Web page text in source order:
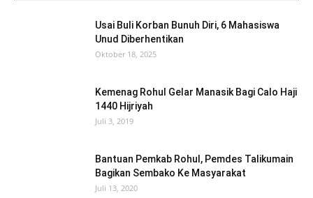
Usai Buli Korban Bunuh Diri, 6 Mahasiswa
Unud Diberhentikan
Oktober 18, 2025
Kemenag Rohul Gelar Manasik Bagi Calo Haji
1440 Hijriyah
Juli 3, 2019
Bantuan Pemkab Rohul, Pemdes Talikumain
Bagikan Sembako Ke Masyarakat
Juli 13, 2020